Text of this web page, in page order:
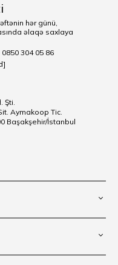
hər günü,
əlaqə saxlaya
304 05 86
Şti.
Aymakoop Tic.
Başakşehir/İstanbul